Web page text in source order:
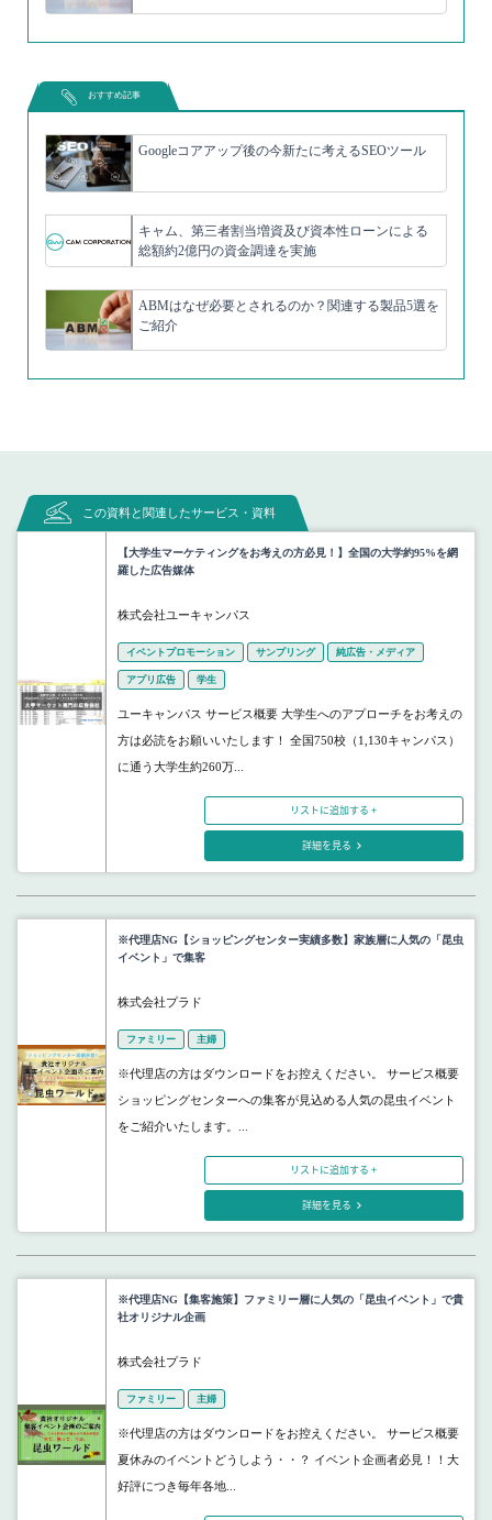
おすすめ記事
Googleコアアップ後の今新たに考えるSEOツール
キャム、第三者割当増資及び資本性ローンによる
総額約2億円の資金調達を実施
ABMはなぜ必要とされるのか？関連する製品5選を
ご紹介
この資料と関連したサービス・資料
【大学生マーケティングをお考えの方必見！】全国の大学約95%を網
羅した広告媒体
株式会社ユーキャンパス
イベントプロモーション サンプリング 純広告・メディア
アプリ広告 学生
ユーキャンパス サービス概要 大学生へのアプローチをお考えの
方は必読をお願いいたします！ 全国750校（1,130キャンパス）
に通う大学生約260万...
リストに追加する +
詳細を見る
※代理店NG【ショッピングセンター実績多数】家族層に人気の「昆虫
イベント」で集客
株式会社プラド
ファミリー 主婦
※代理店の方はダウンロードをお控えください。 サービス概要
ショッピングセンターへの集客が見込める人気の昆虫イベント
をご紹介いたします。...
リストに追加する +
詳細を見る
※代理店NG【集客施策】ファミリー層に人気の「昆虫イベント」で貴
社オリジナル企画
株式会社プラド
ファミリー 主婦
※代理店の方はダウンロードをお控えください。 サービス概要
夏休みのイベントどうしよう・・？ イベント企画者必見！！大
好評につき毎年各地...